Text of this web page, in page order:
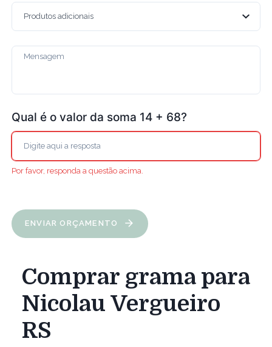
Qual é o valor da soma 14 + 68?
Por favor, responda a questão acima.
ENVIAR ORÇAMENTO
Comprar grama para
Nicolau Vergueiro
RS